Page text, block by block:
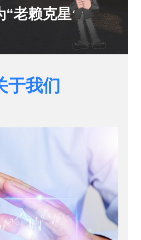
“老赖克星”
于我们